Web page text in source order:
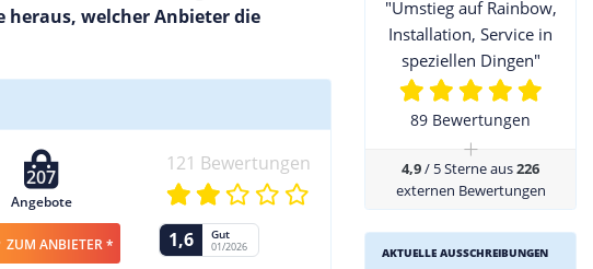
welcher Anbieter die
207
Angebote
121 Bewertungen
ZUM ANBIETER * 1,6 Gut
01/2026
"Umstieg auf Rainbow,
Installation, Service in
speziellen Dingen"
89 Bewertungen
+
4,9/ 5 Sterne aus226
externen Bewertungen
AKTUELLE AUSSCHREIBUNGEN